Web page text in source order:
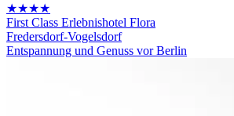
★★★★
First Class Erlebnishotel Flora
Fredersdorf-Vogelsdorf
Entspannung und Genuss vor Berlin